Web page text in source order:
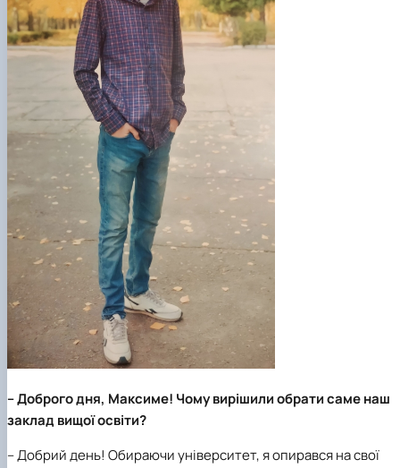
– Доброго дня, Максиме! Чому вирішили обрати саме наш
заклад вищої освіти?
– Добрий день! Обираючи університет, я опирався на свої